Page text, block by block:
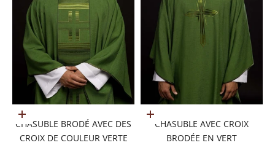
Ajouter au panier
CHASUBLE BRODÉ AVEC DES
CROIX DE COULEUR VERTE
Ajouter au panier
CHASUBLE AVEC CROIX
BRODÉE EN VERT